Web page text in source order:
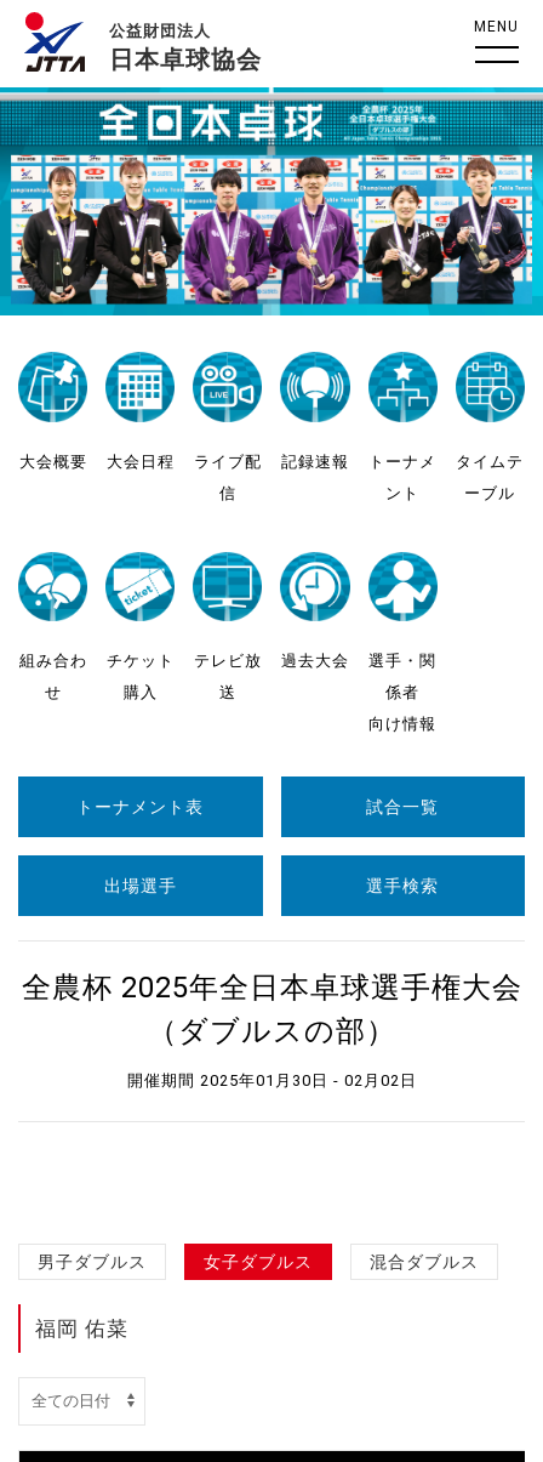
公益財団法人
日本卓球協会
MENU
大会概要 大会日程
ライブ配
信
記録速報
トーナメ
ント
タイムテ
ーブル
組み合わ
せ
チケット
購入
テレビ放
送
過去大会
選手・関
係者
向け情報
トーナメント表 試合一覧
出場選手 選手検索
全農杯 2025年全日本卓球選手権大会
（ダブルスの部）
開催期間 2025年01月30日 - 02月02日
男子ダブルス 女子ダブルス 混合ダブルス
福岡 佑菜